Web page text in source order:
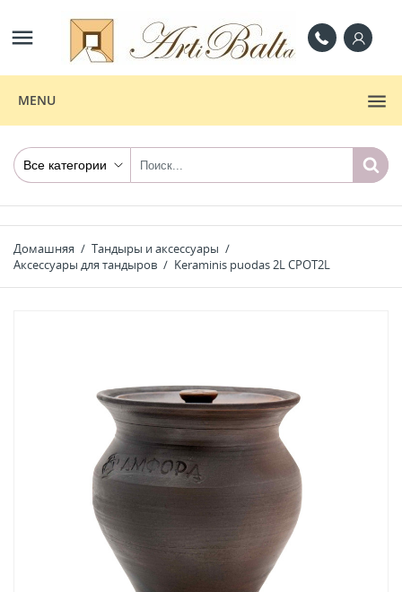

MENU
Домашняя
Тандыры и аксессуары
Аксессуары для тандыров
Keraminis puodas 2L CPOT2L